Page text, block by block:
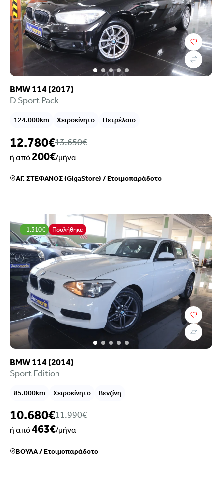
BMW 114 (2017)
D Sport Pack
124.000km Χειροκίνητο Πετρέλαιο
12.780€13.650€
ή από200€/μήνα
ΑΓ. ΣΤΕΦΑΝΟΣ (GigaStore) /Ετοιμοπαράδοτο
-1.310€ Πουλήθηκε
BMW 114 (2014)
Sport Edition
85.000km Χειροκίνητο Βενζίνη
10.680€11.990€
ή από463€/μήνα
ΒΟΥΛΑ/Ετοιμοπαράδοτο